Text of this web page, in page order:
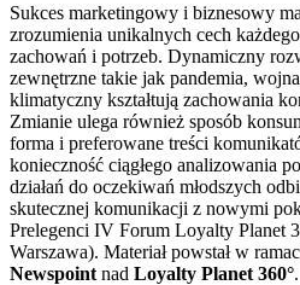
Sukces marketingowy i biznesowy
zrozumienia unikalnych cech
zachowań i potrzeb. Dynamiczny
zewnętrzne takie jak pandemia,
klimatyczny kształtują zachowania
Zmianie ulega również sposób
forma i preferowane treści
konieczność ciągłego analizowania
działań do oczekiwań młodszych
skutecznej komunikacji z nowymi
Prelegenci IV Forum Loyalty Planet
Warszawa). Materiał powstał w
Newspoint nad Loyalty Planet 360°.